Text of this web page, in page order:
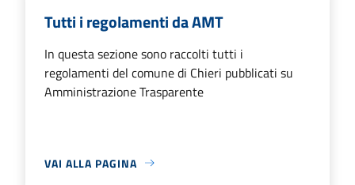
Tutti i regolamenti da AMT
In questa sezione sono raccolti tutti i
regolamenti del comune di Chieri pubblicati su
Amministrazione Trasparente
VAI ALLA PAGINA